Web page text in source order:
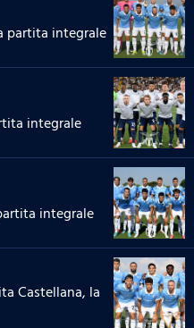
partita integrale
integrale
integrale
Castellana, la